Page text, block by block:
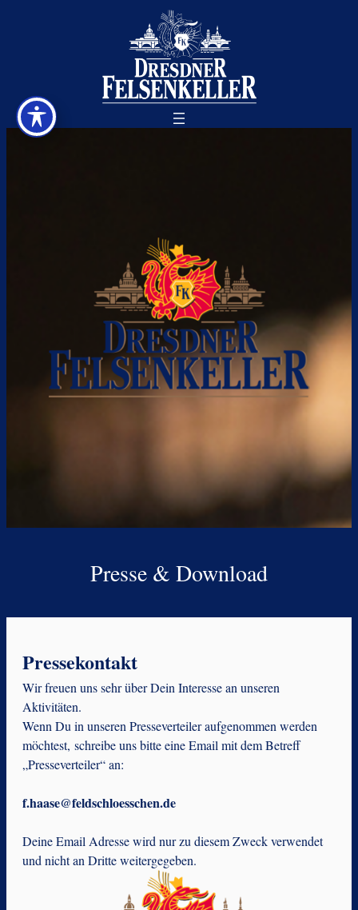
Presse & Download
Pressekontakt
Wir freuen uns sehr über Dein Interesse an unseren
Aktivitäten.
Wenn Du in unseren Presseverteiler aufgenommen werden
möchtest, schreibe uns bitte eine Email mit dem Betreff
„Presseverteiler“ an:
f.haase@feldschloesschen.de
Deine Email Adresse wird nur zu diesem Zweck verwendet
und nicht an Dritte weitergegeben.